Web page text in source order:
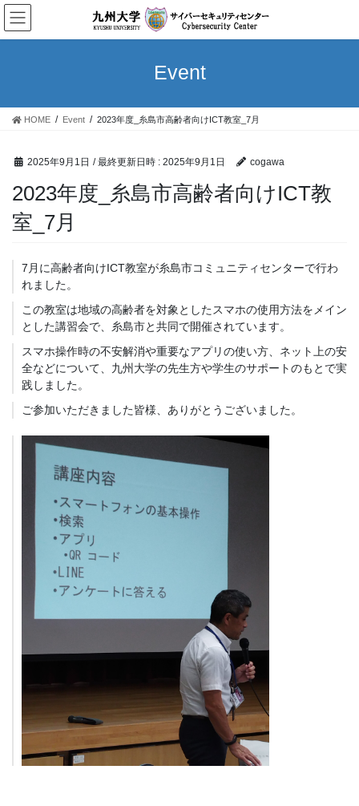
コ
ン
テ
ス
ナ
ビ
ゲ
ン
Event
HOME Event 2023年度_糸島市高齢者向けICT教室_7月
2025年9月1日 / 最終更新日時 : 2025年9月1日 cogawa
2023年度_糸島市高齢者向けICT教
室_7月
7月に高齢者向けICT教室が糸島市コミュニティセンターで行わ
れました。
この教室は地域の高齢者を対象としたスマホの使用方法をメイン
とした講習会で、糸島市と共同で開催されています。
スマホ操作時の不安解消や重要なアプリの使い方、ネット上の安
全などについて、九州大学の先生方や学生のサポートのもとで実
践しました。
ご参加いただきました皆様、ありがとうございました。